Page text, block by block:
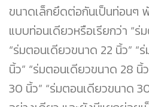
ขนาดเล็กยึดต่อกันเป็นท่อนๆ
แบบท่อนเดียวหรือเรียกว่า “ร่
“ร่มตอนเดียวขนาด 22 นิ้ว” “
นิ้ว” “ร่มตอนเดียวขนาด 28 นิ้
30 นิ้ว” “ร่มตอนเดียวขนาด